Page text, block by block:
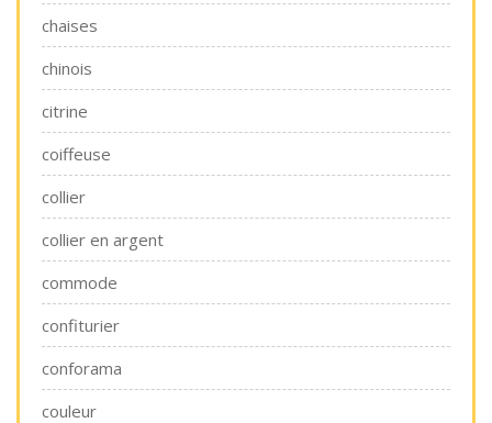
chaises
chinois
citrine
coiffeuse
collier
collier en argent
commode
confiturier
conforama
couleur